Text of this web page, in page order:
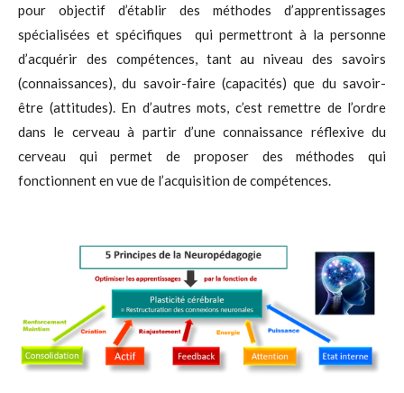
pour objectif d’établir des méthodes d’apprentissages
spécialisées et spécifiques qui permettront à la personne
d’acquérir des compétences, tant au niveau des savoirs
(connaissances), du savoir-faire (capacités) que du savoir-
être (attitudes). En d’autres mots, c’est remettre de l’ordre
dans le cerveau à partir d’une connaissance réflexive du
cerveau qui permet de proposer des méthodes qui
fonctionnent en vue de l’acquisition de compétences.